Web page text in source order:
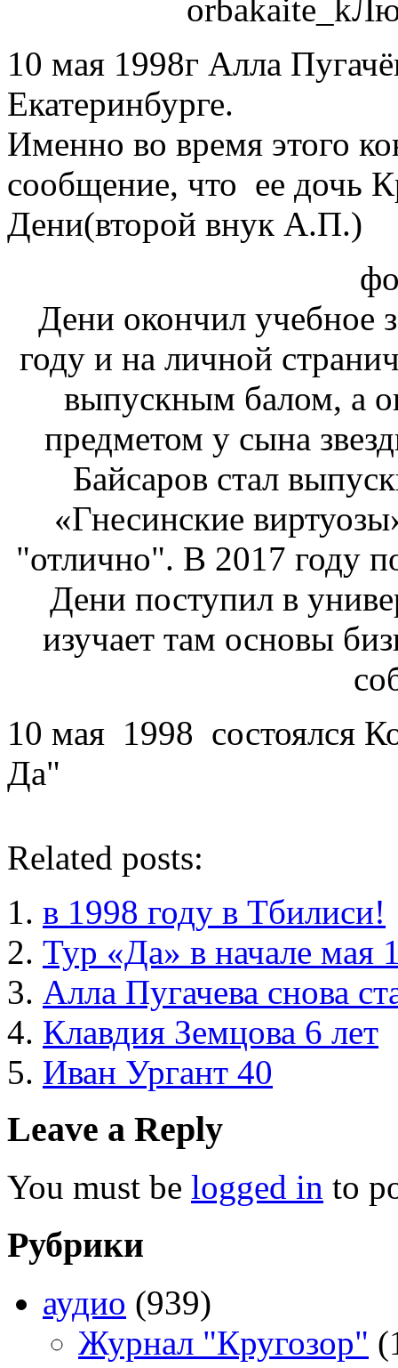
10 мая 1998г Алла
Екатеринбурге.
Именно во время этого
сообщение, что ее дочь
Дени(второй внук А.П.)
Дени окончил учебное
году и на личной
выпускным балом, а
предметом у сына
Байсаров стал
«Гнесинские
"отлично". В 2017 году
Дени поступил в
изучает там основы
10 мая 1998 состоялся
Да"
Related posts:
в 1998 году в Тбилиси!
Тур «Да» в начале мая
Алла Пугачева снова
Клавдия Земцова 6 лет
Иван Ургант 40
Leave a Reply
You must be logged in to
Рубрики
аудио (939)
Журнал "Кругозор"